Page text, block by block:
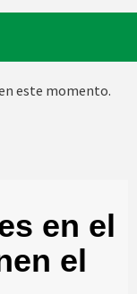
este momento.
en el
el